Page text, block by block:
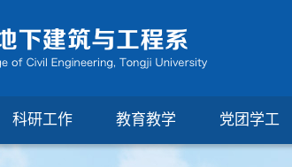
科研工作 教育教学 党团学工